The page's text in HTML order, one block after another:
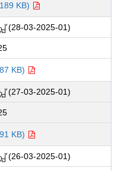
KB)
(28-03-2025-01)
KB)
(27-03-2025-01)
KB)
(26-03-2025-01)